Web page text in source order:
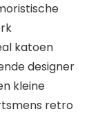
katoen
designer
kleine
retro